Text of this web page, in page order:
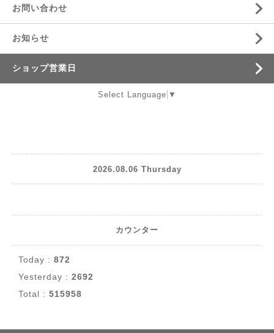
お問い合わせ
お知らせ
ショップ営業日
Select Language ▼
2026.08.06 Thursday
カウンター
Today : 872
Yesterday : 2692
Total : 515958